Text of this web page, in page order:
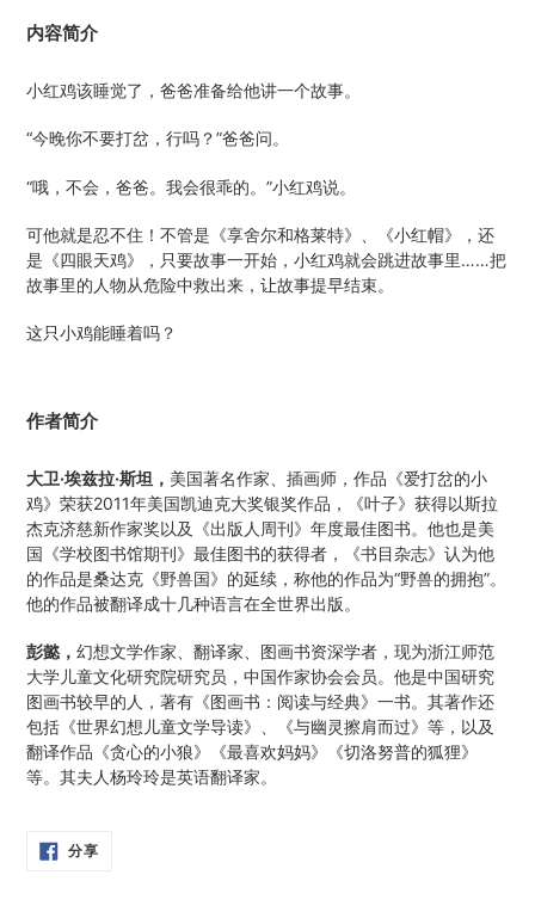
内容简介
小红鸡该睡觉了，爸爸准备给他讲一个故事。
“今晚你不要打岔，行吗？”爸爸问。
“哦，不会，爸爸。我会很乖的。”小红鸡说。
可他就是忍不住！不管是《享舍尔和格莱特》、《小红帽》，还
是《四眼天鸡》，只要故事一开始，小红鸡就会跳进故事里……把
故事里的人物从危险中救出来，让故事提早结束。
这只小鸡能睡着吗？
作者简介
大卫·埃兹拉·斯坦， 美国著名作家、插画师，作品《爱打岔的小
鸡》荣获2011年美国凯迪克大奖银奖作品，《叶子》获得以斯拉
杰克济慈新作家奖以及《出版人周刊》年度最佳图书。他也是美
国《学校图书馆期刊》最佳图书的获得者，《书目杂志》认为他
的作品是桑达克《野兽国》的延续，称他的作品为“野兽的拥抱”。
他的作品被翻译成十几种语言在全世界出版。
彭懿， 幻想文学作家、翻译家、图画书资深学者，现为浙江师范
大学儿童文化研究院研究员，中国作家协会会员。他是中国研究
图画书较早的人，著有《图画书：阅读与经典》一书。其著作还
包括《世界幻想儿童文学导读》、《与幽灵擦肩而过》等，以及
翻译作品《贪心的小狼》《最喜欢妈妈》《切洛努普的狐狸》
等。其夫人杨玲玲是英语翻译家。
分享分